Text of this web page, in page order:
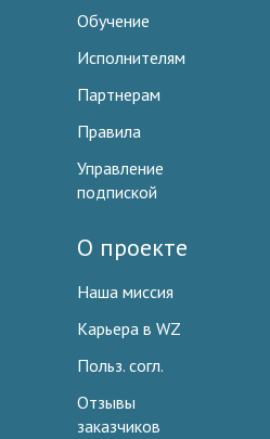
Обучение
Исполнителям
Партнерам
Правила
Управление
подпиской
О проекте
Наша миссия
Карьера в WZ
Польз. согл.
Отзывы
заказчиков